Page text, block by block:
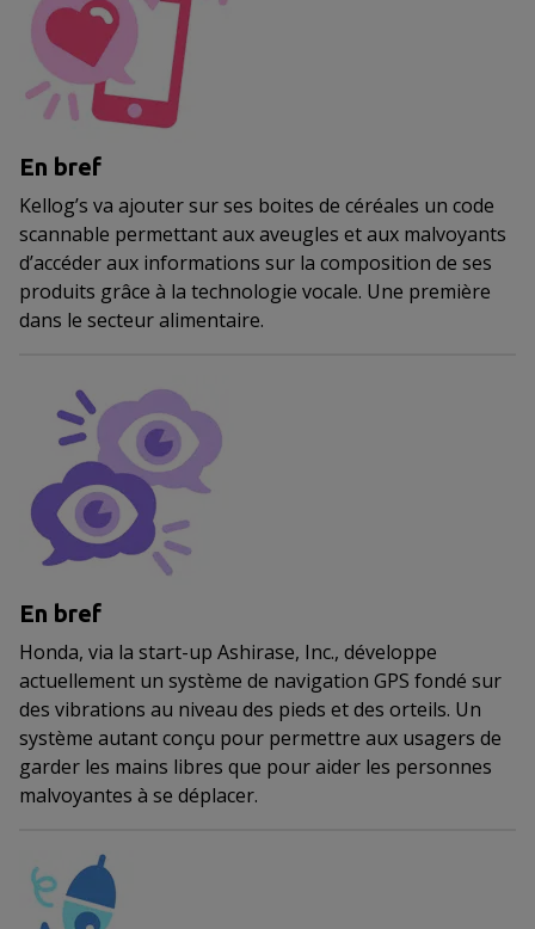
En bref
Kellog’s va ajouter sur ses boites de céréales un code
scannable permettant aux aveugles et aux malvoyants
d’accéder aux informations sur la composition de ses
produits grâce à la technologie vocale. Une première
dans le secteur alimentaire.
En bref
Honda, via la start-up Ashirase, Inc., développe
actuellement un système de navigation GPS fondé sur
des vibrations au niveau des pieds et des orteils. Un
système autant conçu pour permettre aux usagers de
garder les mains libres que pour aider les personnes
malvoyantes à se déplacer.